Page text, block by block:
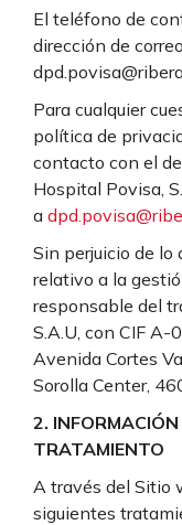
El teléfono de
dirección de
Para cualquier
política de
contacto con el
Hospital Povisa,
a
Sin perjuicio de
relativo a la
responsable del
S.A.U, con CIF
Avenida Cortes
Sorolla Center,
2.
TRATAMIENTO
A través del Sitio
siguientes